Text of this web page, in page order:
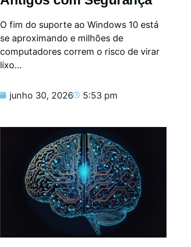
O fim do suporte ao Windows 10 está
se aproximando e milhões de
computadores correm o risco de virar
lixo...
junho 30, 2026 5:53 pm